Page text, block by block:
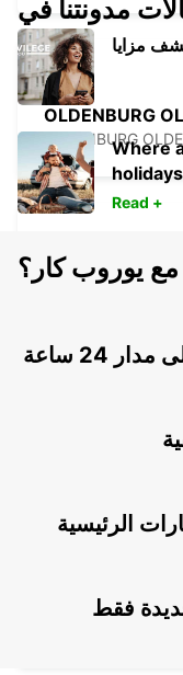
OLDENBURG
OLEDNBURG
OLDENBURG/
OLDENBURG /
WILHELMSHAVEN
Where
Read +
مع يوروب كار؟
ساعة
فقط